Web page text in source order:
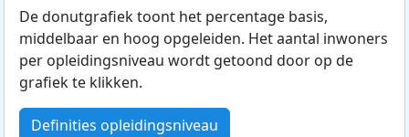
De donutgrafiek toont het percentage basis,
middelbaar en hoog opgeleiden. Het aantal inwoners
per opleidingsniveau wordt getoond door op de
grafiek te klikken.
Definities opleidingsniveau